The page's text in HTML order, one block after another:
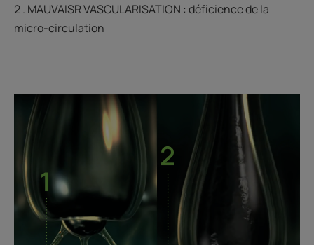
2 . MAUVAISR VASCULARISATION : déficience de la
micro-circulation